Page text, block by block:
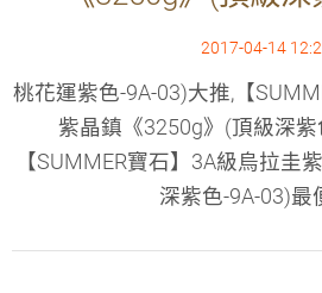
2017-04-14
桃花運紫色-9A-03)大推,【
紫晶鎮《3250g》(頂級深紫
【SUMMER寶石】3A級烏拉圭
深紫色-9A-03)最